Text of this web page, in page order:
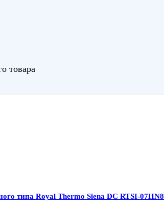
товара
типа Royal Thermo Siena DC RTSI-07HN8